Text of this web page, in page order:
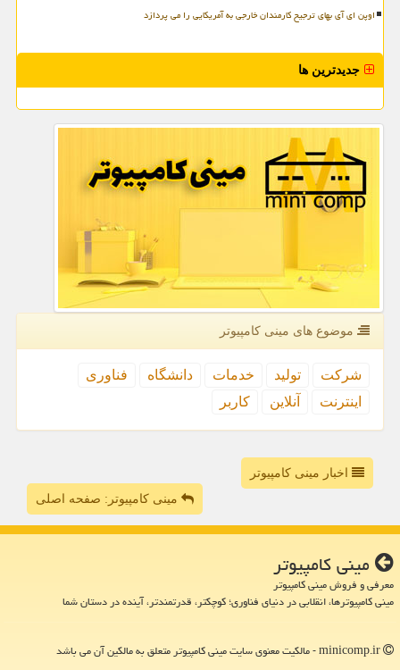
اوپن ای آی بهای ترجیح کارمندان خارجی به آمریکایی را می پردازد
جدیدترین ها
موضوع های مینی كامپیوتر
شركت تولید خدمات دانشگاه
فناوری
اینترنت
آنلاین كاربر
اخبار مینی کامپیوتر
مینی کامپیوتر: صفحه اصلی
مینی كامپیوتر
معرفی و فروش مینی کامپیوتر
مینی کامپیوترها، انقلابی در دنیای فناوری؛ کوچکتر، قدرتمندتر، آینده در دستان شما